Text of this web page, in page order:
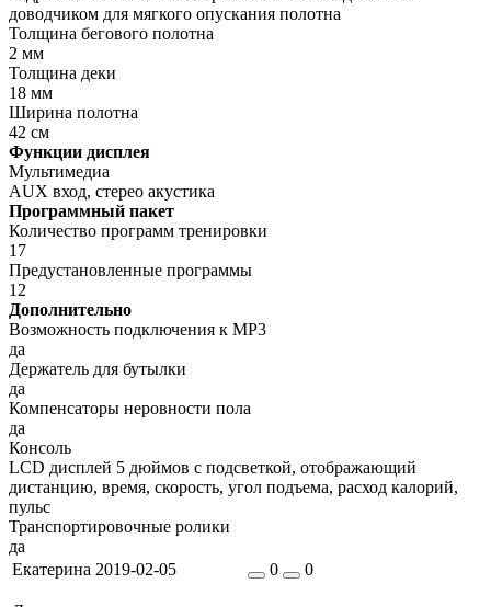
доводчиком для мягкого опускания полотна
Толщина бегового полотна
2 мм
Толщина деки
18 мм
Ширина полотна
42 см
Функции дисплея
Мультимедиа
AUX вход, стерео акустика
Программный пакет
Количество программ тренировки
17
Предустановленные программы
12
Дополнительно
Возможность подключения к MP3
да
Держатель для бутылки
да
Компенсаторы неровности пола
да
Консоль
LCD дисплей 5 дюймов с подсветкой, отображающий
дистанцию, время, скорость, угол подъема, расход калорий,
пульс
Транспортировочные ролики
да
Екатерина 2019-02-05 0 0